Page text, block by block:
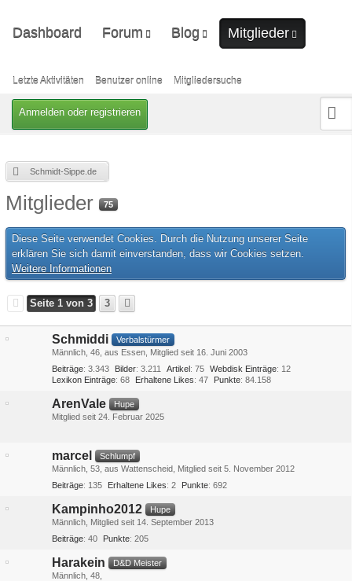
Anmelden oder registrieren
Dashboard Forum Blog Mitglieder
Benutzer online
Letzte Aktivitäten Benutzer online Mitgliedersuche
Schmidt-Sippe.de
Mitglieder 75
Diese Seite verwendet Cookies. Durch die Nutzung unserer Seite
erklären Sie sich damit einverstanden, dass wir Cookies setzen.
Weitere Informationen
Seite 1 von 3 3
Schmiddi
Verbalstürmer
Männlich 46 aus Essen Mitglied seit 16. Juni 2003
Beiträge 3.343 Bilder 3.211 Artikel 75 Webdisk Einträge 12
Lexikon Einträge 68 Erhaltene Likes 47 Punkte 84.158
ArenVale
Hupe
Mitglied seit 24. Februar 2025
marcel
Schlumpf
Männlich 53 aus Wattenscheid Mitglied seit 5. November 2012
Beiträge 135 Erhaltene Likes 2 Punkte 692
Kampinho2012
Hupe
Männlich Mitglied seit 14. September 2013
Beiträge 40 Punkte 205
Harakein
D&D Meister
Männlich 48